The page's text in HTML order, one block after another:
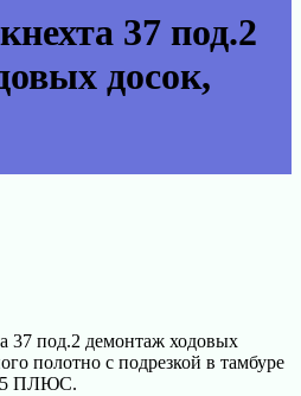
37 под.2
досок,
37 под.2 демонтаж ходовых
полотно с подрезкой в тамбуре
ПЛЮС.